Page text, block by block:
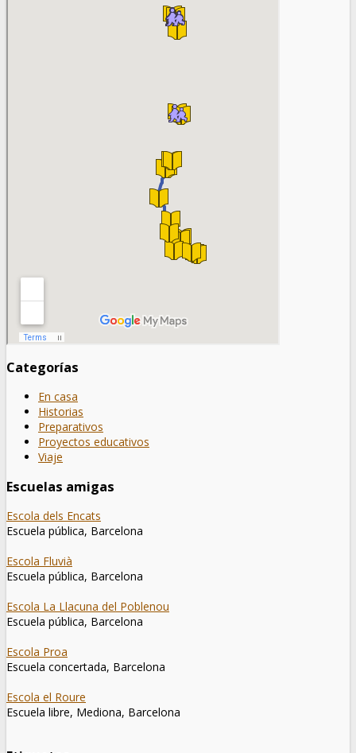
Categorías
En casa
Historias
Preparativos
Proyectos educativos
Viaje
Escuelas amigas
Escola dels Encats
Escuela pública, Barcelona
Escola Fluvià
Escuela pública, Barcelona
Escola La Llacuna del Poblenou
Escuela pública, Barcelona
Escola Proa
Escuela concertada, Barcelona
Escola el Roure
Escuela libre, Mediona, Barcelona